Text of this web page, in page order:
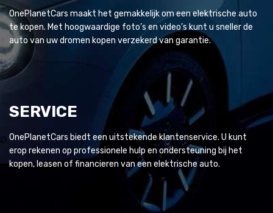
OnePlanetCars maakt het gemakkelijk om een elektrische auto
te kopen. Met hoogwaardige foto’s en video’s kunt u sneller de
auto van uw dromen kopen verzekerd van garantie.
SERVICE
OnePlanetCars biedt een uitstekende klantenservice. U kunt
erop rekenen op professionele hulp en ondersteuning bij het
kopen, leasen of financieren van een elektrische auto.